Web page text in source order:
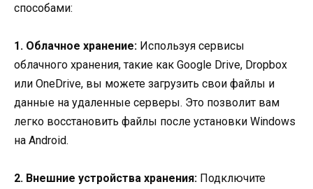
способами:
1. Облачное хранение: Используя сервисы
облачного хранения, такие как Google Drive, Dropbox
или OneDrive, вы можете загрузить свои файлы и
данные на удаленные серверы. Это позволит вам
легко восстановить файлы после установки Windows
на Android.
2. Внешние устройства хранения: Подключите